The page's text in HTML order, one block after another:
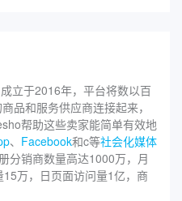
立于2016年，平台将数以百
品和服务供应商连接起来，
帮助这些卖家能简单有效地
、 Facebook和c等社会化媒体
分销商数量高达1000万，月
万，日页面访问量1亿，商